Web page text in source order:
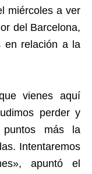
miércoles a ver
del Barcelona,
en relación a la
vienes aquí
perder y
más la
Intentaremos
apuntó el